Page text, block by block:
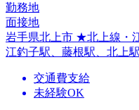
勤務地
面接地
岩手県北上市 ★北上線・
江釣子駅、藤根駅、北上駅
交通費支給
未経験OK